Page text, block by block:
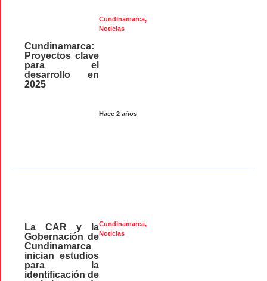
Cundinamarca,
Noticias
Hace 2 años
Cundinamarca:
Proyectos clave
para el
desarrollo en
2025
Cundinamarca,
Noticias
La CAR y la
Gobernación de
Cundinamarca
inician estudios
para la
identificación de